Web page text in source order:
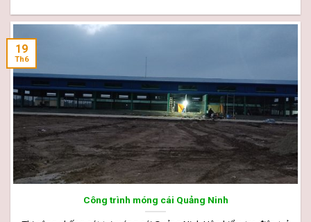
Công trình móng cái Quảng Ninh
19
Th6